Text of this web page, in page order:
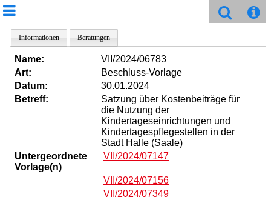
Informationen Beratungen
Name:
VII/2024/06783
Art:
Beschluss-Vorlage
Datum:
30.01.2024
Betreff:
Satzung über Kostenbeiträge für
die Nutzung der
Kindertageseinrichtungen und
Kindertagespflegestellen in der
Stadt Halle (Saale)
Untergeordnete
Vorlage(n)
VII/2024/07147
VII/2024/07156
VII/2024/07349